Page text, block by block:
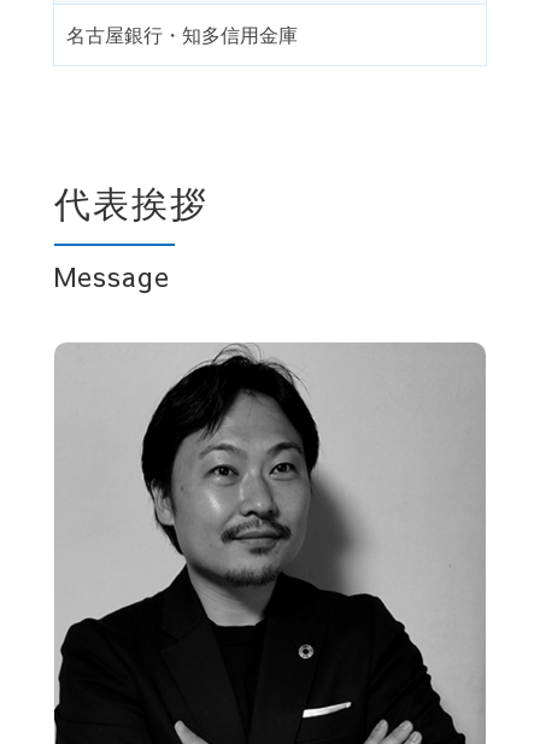
名古屋銀行・知多信用金庫
代表挨拶
Message